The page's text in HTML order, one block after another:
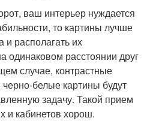
ваш интерьер нуждается
то картины лучше
и располагать их
одинаковом расстоянии друг
случае, контрастные
белые картины будут
задачу. Такой прием
и кабинетов хорош.